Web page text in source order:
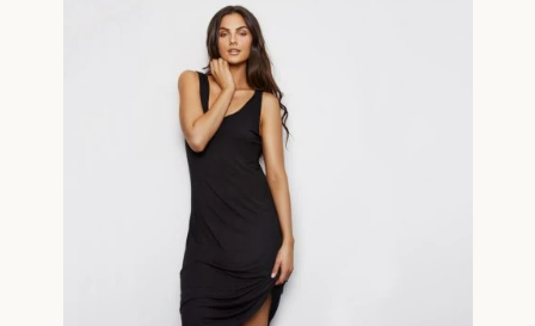
GET $10 OFF